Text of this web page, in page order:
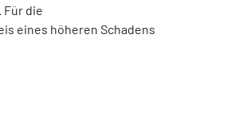
die
eines höheren Schadens